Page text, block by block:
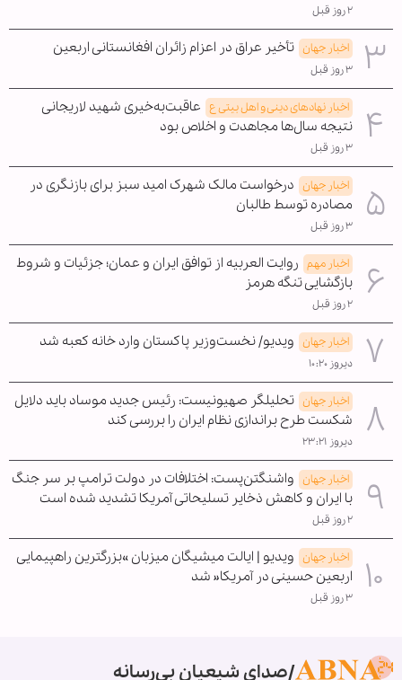
۲ روز قبل
اخبار جهان تأخیر عراق در اعزام زائران افغانستانی اربعین
۳ روز قبل
اخبار نهادهای دینی و اهل بیتی ع عاقبت‌به‌خیری شهید لاریجانی
نتیجه سال‌ها مجاهدت و اخلاص بود
۳ روز قبل
اخبار جهان درخواست مالک شهرک امید سبز برای بازنگری در
مصادره توسط طالبان
۳ روز قبل
اخبار مهم روایت العربیه از توافق ایران و عمان؛ جزئیات و شروط
بازگشایی تنگه هرمز
۲ روز قبل
اخبار جهان ویدیو/ نخست‌وزیر پاکستان وارد خانه کعبه شد
دیروز ۱۰:۲۰
اخبار جهان تحلیلگر صهیونیست: رئیس جدید موساد باید دلایل
شکست طرح براندازی نظام ایران را بررسی کند
دیروز ۲۳:۲۱
اخبار جهان واشنگتن‌پست: اختلافات در دولت ترامپ بر سر جنگ
با ایران و کاهش ذخایر تسلیحاتی آمریکا تشدید شده است
۲ روز قبل
اخبار جهان ویدیو | ایالت میشیگان میزبان »بزرگترین راهپیمایی
اربعین حسینی در آمریکا« شد
۳ روز قبل
صدای شیعیان بی‌رسانه